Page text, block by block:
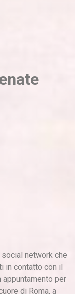
network che
in contatto con il
per
di Roma, a